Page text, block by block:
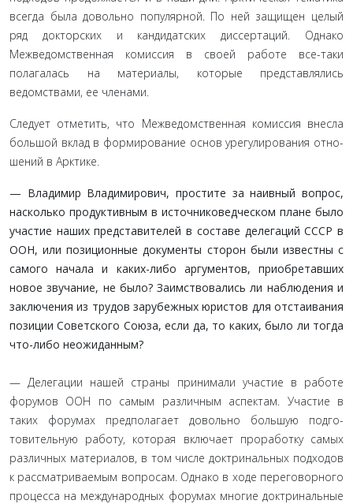
всегда была довольно популярной. По ней защищен целый
ряд докторских и кандидатских дис­сертаций. Однако
Межведомственная комиссия в своей работе все-таки
полагалась на материалы, которые представлялись
ведомствами, ее членами.
Следует отметить, что Межведомственная комиссия внесла
большой вклад в формирование основ урегулирования отно­
шений в Арктике.
— Владимир Владимирович, простите за наивный во­прос,
насколько продуктивным в источниковедческом плане было
участие наших представителей в составе деле­гаций СССР в
ООН, или позиционные документы сторон были известны с
самого начала и каких-либо аргументов, приобретавших
новое звучание, не было? Заимствова­лись ли наблюдения и
заключения из трудов зарубежных юристов для отстаивания
позиции Советского Союза, если да, то каких, было ли тогда
что-либо неожиданным?
— Делегации нашей страны принимали участие в рабо­те
форумов ООН по самым различным аспектам. Участие в
таких форумах предполагает довольно большую подго­
товительную работу, которая включает проработку самых
различных материалов, в том числе доктринальных подходов
к рассматриваемым вопросам. Однако в ходе переговорного
процесса на международных форумах многие доктринальные